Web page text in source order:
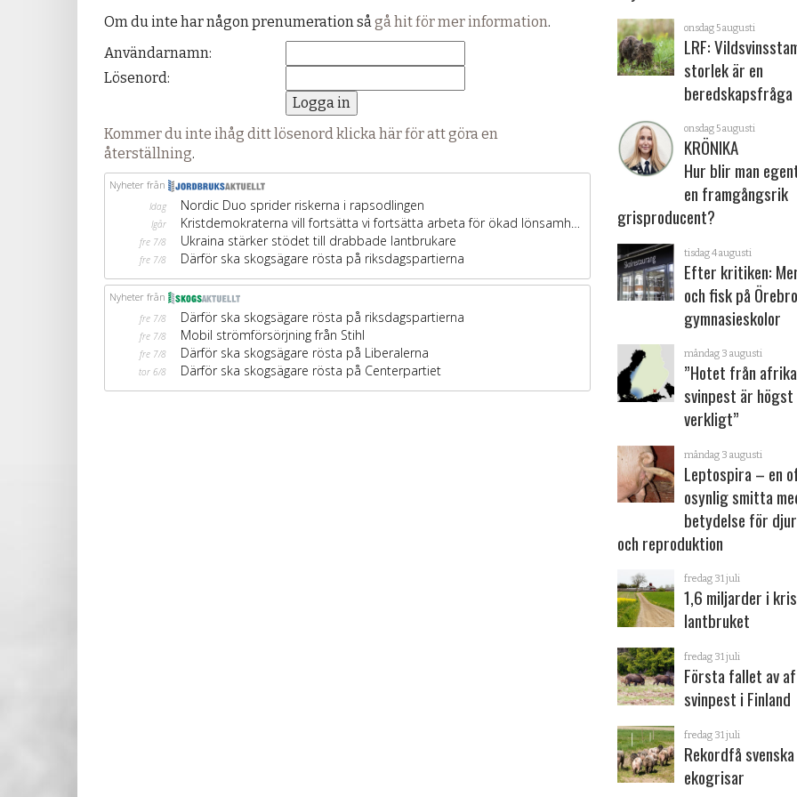
Om du inte har någon prenumeration sågå hit för mer information.
Användarnamn:
Lösenord:
Kommer du inte ihåg ditt lösenord klicka här för att göra en
återställning.
onsdag 5 augusti
LRF:
storlek är en
beredskapsfråga
onsdag 5 augusti
KRÖNIKA
Hur blir man
en framgångsrik
grisproducent?
tisdag 4 augusti
Efter kritiken:
och fisk på
gymnasieskolor
måndag 3 augusti
”Hotet från
svinpest är högst
verkligt”
måndag 3 augusti
Leptospira – en
osynlig smitta
betydelse för
och reproduktion
fredag 31 juli
1,6 miljarder i
lantbruket
fredag 31 juli
Första fallet av
svinpest i Finland
fredag 31 juli
Rekordfå svenska
ekogrisar